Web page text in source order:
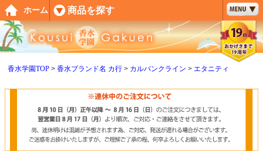
香水学園TOP 香水ブランド名 カ行 カルバンクライン エタニティ
ペー
ジト
ップ
へ
ホーム 商品を探す